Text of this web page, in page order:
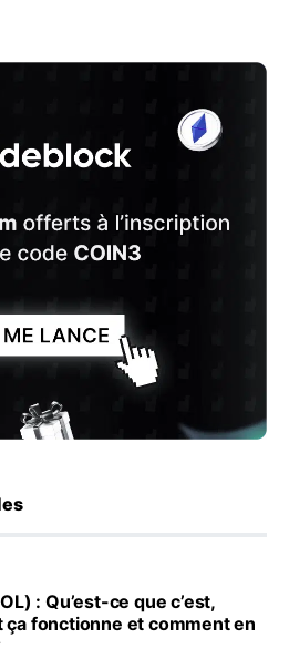
: Qu’est-ce que c’est,
ça fonctionne et comment en